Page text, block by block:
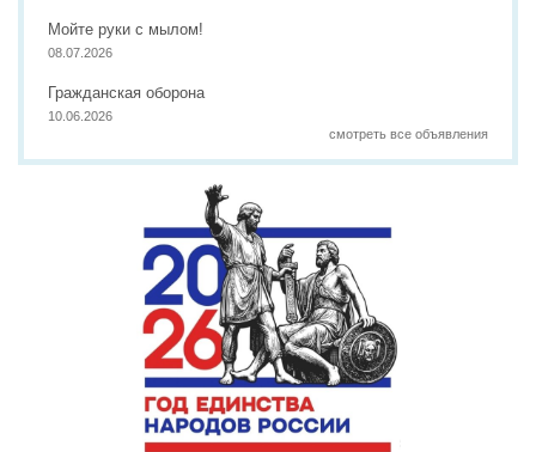
Мойте руки с мылом!
08.07.2026
Гражданская оборона
10.06.2026
смотреть все объявления